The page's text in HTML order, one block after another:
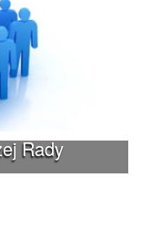
Rady